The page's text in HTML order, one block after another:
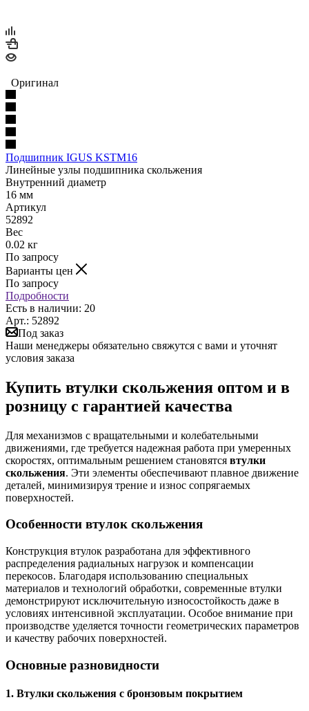
Оригинал
Подшипник IGUS KSTM16
Линейные узлы подшипника скольжения
Внутренний диаметр
16 мм
Артикул
52892
Вес
0.02 кг
По запросу
Варианты цен
По запросу
Подробности
Есть в наличии: 20
Арт.: 52892
Под заказ
Наши менеджеры обязательно свяжутся с вами и уточнят
условия заказа
Купить втулки скольжения оптом и в
розницу с гарантией качества
Для механизмов с вращательными и колебательными
движениями, где требуется надежная работа при умеренных
скоростях, оптимальным решением становятся втулки
скольжения. Эти элементы обеспечивают плавное движение
деталей, минимизируя трение и износ сопрягаемых
поверхностей.
Особенности втулок скольжения
Конструкция втулок разработана для эффективного
распределения радиальных нагрузок и компенсации
перекосов. Благодаря использованию специальных
материалов и технологий обработки, современные втулки
демонстрируют исключительную износостойкость даже в
условиях интенсивной эксплуатации. Особое внимание при
производстве уделяется точности геометрических параметров
и качеству рабочих поверхностей.
Основные разновидности
1. Втулки скольжения с бронзовым покрытием